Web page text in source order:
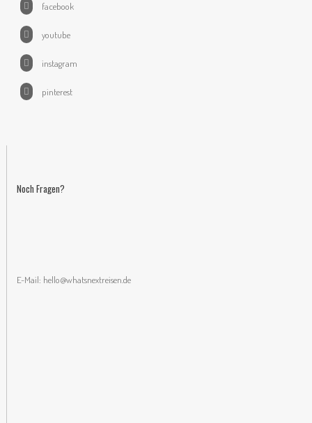
facebook
youtube
instagram
pinterest
Noch Fragen?
E-Mail: hello@whatsnextreisen.de